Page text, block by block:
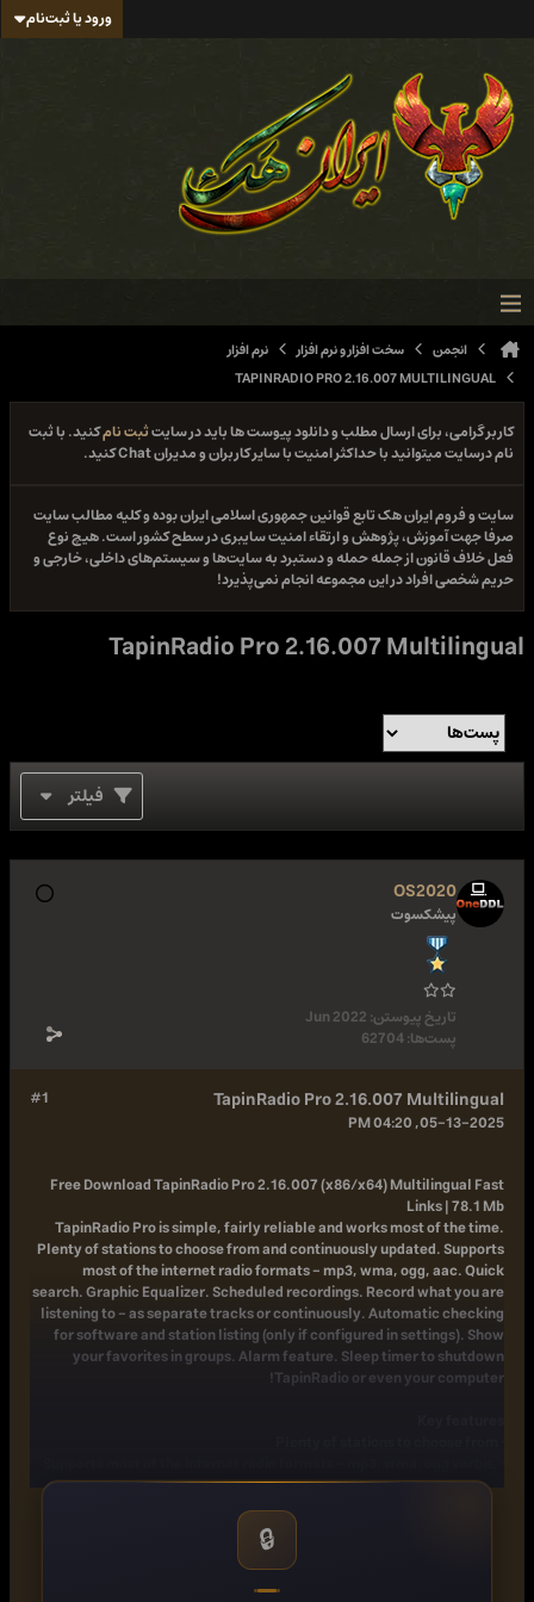
ورود یا ثبت‌نام
انجمن سخت افزار و نرم افزار
نرم افزار
TAPINRADIO PRO 2.16.007 MULTILINGUAL
کاربر گرامی، برای ارسال مطلب و دانلود پیوست ها باید در سایتثبت نامکنید. با ثبت
نام درسایت میتوانید با حداکثر امنیت با سایر کاربران و مدیران Chat کنید.
سایت و فروم ایران هک تابع قوانین جمهوری اسلامی ایران بوده و کلیه مطالب سایت
صرفا جهت آموزش، پژوهش و ارتقاء امنیت سایبری در سطح کشور است. هیچ نوع
فعل خلاف قانون از جمله حمله و دستبرد به سایت‌ها و سیستم‌های داخلی، خارجی و
حریم شخصی افراد در این مجموعه انجام نمی‌پذیرد!
TapinRadio Pro 2.16.007 Multilingual
فیلتر
OS2020
پیشکسوت
تاریخ پیوستن:Jun 2022
پست‌ها:62704
#1 TapinRadio Pro 2.16.007 Multilingual
05-13-2025, 04:20 PM
Free DownloadTapinRadio Pro 2.16.007 (x86/x64) Multilingual Fast
Links | 78.1 Mb
TapinRadio Pro is simple, fairly reliable and works most of the time.
Plenty of stations to choose from and continuously updated. Supports
most of the internet radio formats - mp3, wma, ogg, aac. Quick
search. Graphic Equalizer. Scheduled recordings. Record what you are
listening to - as separate tracks or continuously. Automatic checking
for software and station listing (only if configured in settings). Show
your favorites in groups. Alarm feature. Sleep timer to shutdown
TapinRadio or even your computer!
aac+ and so on
🔒